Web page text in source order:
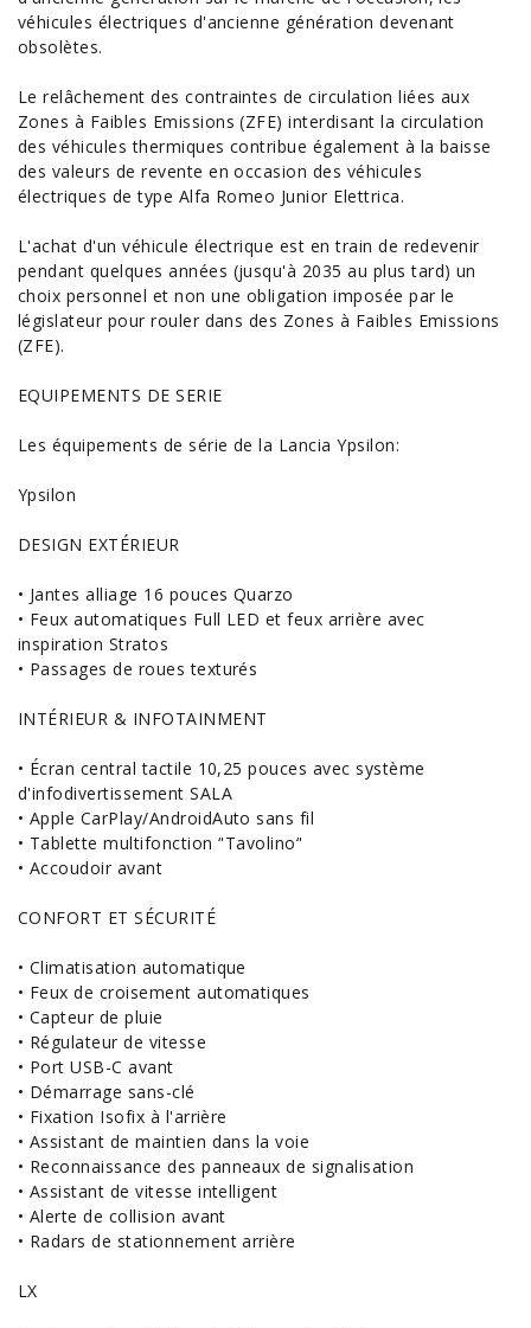
véhicules électriques d'ancienne génération devenant
obsolètes.
Le relâchement des contraintes de circulation liées aux
Zones à Faibles Emissions (ZFE) interdisant la circulation
des véhicules thermiques contribue également à la baisse
des valeurs de revente en occasion des véhicules
électriques de type Alfa Romeo Junior Elettrica.
L'achat d'unvéhicule électrique est en train de redevenir
pendant quelques années (jusqu'à 2035 au plus tard) un
choix personnel et non une obligation imposée par le
législateur pour rouler dans des Zones à Faibles Emissions
(ZFE).
EQUIPEMENTS DE SERIE
Les équipements de série de la Lancia Ypsilon:
Ypsilon
DESIGN EXTÉRIEUR
• Jantes alliage 16 pouces Quarzo
• Feux automatiques Full LED et feux arrière avec
inspiration Stratos
• Passages de roues texturés
INTÉRIEUR & INFOTAINMENT
• Écran central tactile 10,25 pouces avec système
d'infodivertissement SALA
• Apple CarPlay/AndroidAuto sans fil
• Tablette multifonction ‘'Tavolino‘'
• Accoudoir avant
CONFORT ET SÉCURITÉ
• Climatisation automatique
• Feux de croisement automatiques
• Capteur de pluie
• Régulateur de vitesse
• Port USB-C avant
• Démarrage sans-clé
• Fixation Isofix à l'arrière
• Assistant de maintien dans la voie
• Reconnaissance des panneaux de signalisation
• Assistant de vitesse intelligent
• Alerte de collision avant
• Radars de stationnement arrière
LX